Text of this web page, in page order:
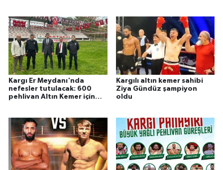
Kargı Er Meydanı'nda
nefesler tutulacak: 600
pehlivan Altın Kemer için
Kargılı altın kemer sahibi
Ziya Gündüz şampiyon
oldu